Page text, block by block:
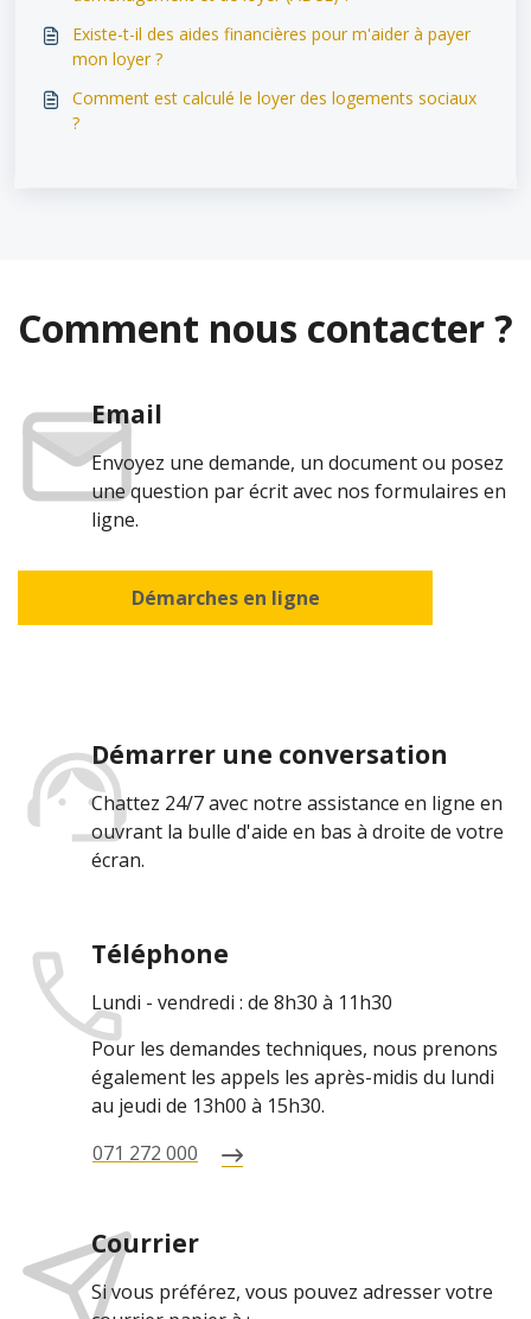
Existe-t-il des aides financières pour m'aider à payer
mon loyer ?
Comment est calculé le loyer des logements sociaux
?